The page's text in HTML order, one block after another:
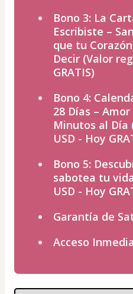
Bono 3: La
Escribiste –
que tu
Decir (Valor
GRATIS)
Bono 4:
28 Días –
Minutos al Día
USD - Hoy
Bono 5:
sabotea tu
USD - Hoy
Garantía de
Acceso